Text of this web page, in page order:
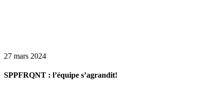
27 mars 2024
SPPFRQNT : l’équipe s’agrandit!